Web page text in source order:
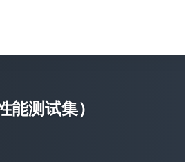
能测试集）